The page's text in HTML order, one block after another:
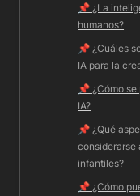
📌 ¿La
humanos?
📌 ¿Cuáles
IA para la
📌 ¿Cómo
IA?
📌 ¿Qué
considerarse
infantiles?
📌 ¿Cómo